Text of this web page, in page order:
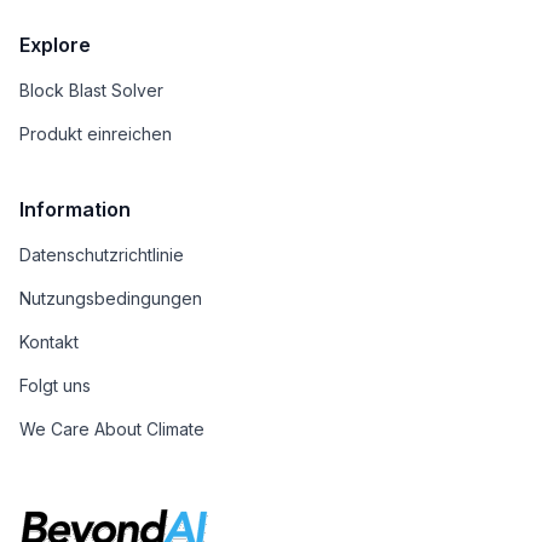
Explore
Block Blast Solver
Produkt einreichen
Information
Datenschutzrichtlinie
Nutzungsbedingungen
Kontakt
Folgt uns
We Care About Climate